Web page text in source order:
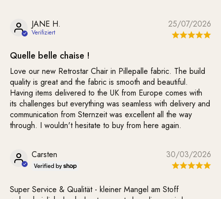
25/07/2026
JANE H.
Quelle belle chaise !
Love our new Retrostar Chair in Pillepalle fabric. The build
quality is great and the fabric is smooth and beautiful.
Having items delivered to the UK from Europe comes with
its challenges but everything was seamless with delivery and
communication from Sternzeit was excellent all the way
through. I wouldn't hesitate to buy from here again.
30/03/2026
Carsten
Super Service & Qualität - kleiner Mangel am Stoff